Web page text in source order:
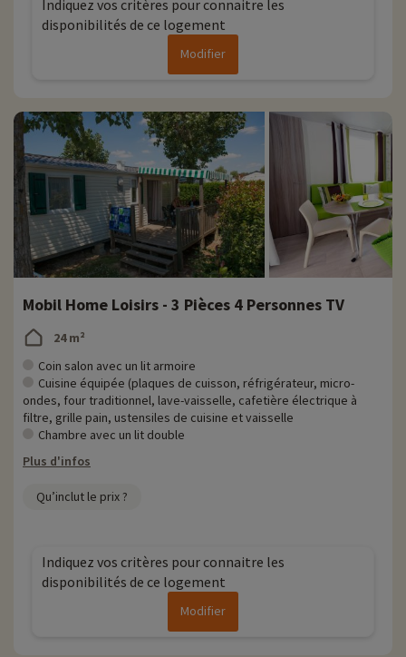
Indiquez vos critères pour connaitre les
disponibilités de ce logement
Modifier
Mobil Home Loisirs - 3 Pièces 4 Personnes TV
24 m²
Coin salon avec un lit armoire
Cuisine équipée (plaques de cuisson, réfrigérateur, micro-
ondes, four traditionnel, lave-vaisselle, cafetière électrique à
filtre, grille pain, ustensiles de cuisine et vaisselle
Chambre avec un lit double
Plus d'infos
Qu’inclut le prix ?
Indiquez vos critères pour connaitre les
disponibilités de ce logement
Modifier